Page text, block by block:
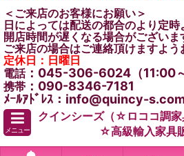
＜ご来店のお客様にお願い＞
日によっては配送の都合のより定時
開店時間が遅くなる場合がございま
ご来店の場合はご連絡頂けますよう
定休日：日曜日
電話：045-306-6024（11:00～
携帯 ：090-8346-7181
ﾒｰﾙｱﾄﾞﾚｽ：info@quincy-
メニュー
クインシーズ（☆ロココ調
☆高級輸入家具